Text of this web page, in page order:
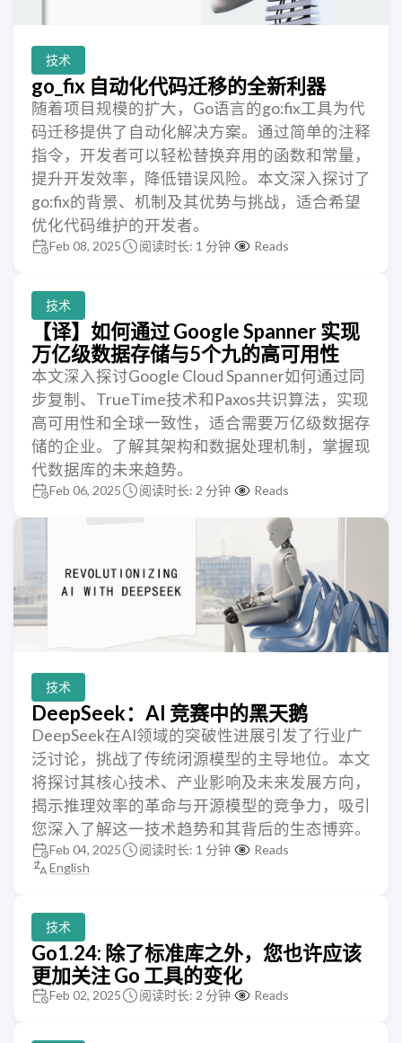
技术
go_fix 自动化代码迁移的全新利器
随着项目规模的扩大，Go语言的go:fix工具为代
码迁移提供了自动化解决方案。通过简单的注释
指令，开发者可以轻松替换弃用的函数和常量，
提升开发效率，降低错误风险。本文深入探讨了
go:fix的背景、机制及其优势与挑战，适合希望
优化代码维护的开发者。
Feb 08, 2025 阅读时长: 1 分钟 Reads
技术
【译】如何通过 Google Spanner 实现
万亿级数据存储与5个九的高可用性
本文深入探讨Google Cloud Spanner如何通过同
步复制、TrueTime技术和Paxos共识算法，实现
高可用性和全球一致性，适合需要万亿级数据存
储的企业。了解其架构和数据处理机制，掌握现
代数据库的未来趋势。
Feb 06, 2025 阅读时长: 2 分钟 Reads
技术
DeepSeek：AI 竞赛中的黑天鹅
DeepSeek在AI领域的突破性进展引发了行业广
泛讨论，挑战了传统闭源模型的主导地位。本文
将探讨其核心技术、产业影响及未来发展方向，
揭示推理效率的革命与开源模型的竞争力，吸引
您深入了解这一技术趋势和其背后的生态博弈。
Feb 04, 2025 阅读时长: 1 分钟
Reads
English
技术
Go1.24: 除了标准库之外，您也许应该
更加关注 Go 工具的变化
Feb 02, 2025 阅读时长: 2 分钟 Reads